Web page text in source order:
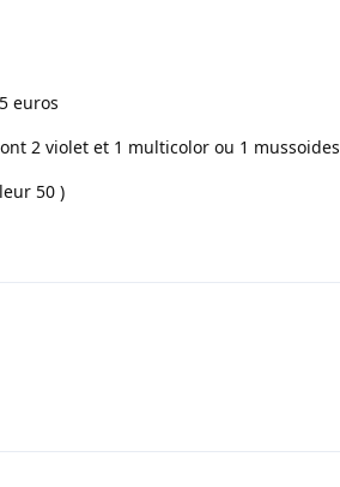
euros
2 violet et 1 multicolor ou 1 mussoides
50 )